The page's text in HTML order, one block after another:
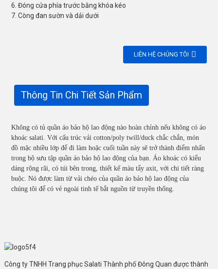
6. Đóng cửa phía trước bằng khóa kéo
7. Còng đan sườn và dải dưới
LIÊN HỆ CHÚNG TÔI
Thông Tin Chi Tiết Sản Phẩm
Không có tủ quần áo bảo hộ lao động nào hoàn chỉnh nếu không có áo
khoác salati. Với cấu trúc vải cotton/poly twill/duck chắc chắn, món
đồ mặc nhiều lớp để đi làm hoặc cuối tuần này sẽ trở thành điểm nhấn
trong bộ sưu tập quần áo bảo hộ lao động của bạn. Áo khoác có kiểu
dáng rộng rãi, có túi bên trong, thiết kế màu tẩy axit, với chi tiết ràng
buộc. Nó được làm từ vải chéo của quần áo bảo hộ lao động của
chúng tôi để có vẻ ngoài tinh tế bắt nguồn từ truyền thống.
Công ty TNHH Trang phục Salati Thành phố Đông Quan được thành